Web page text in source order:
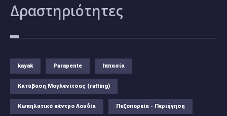
Δραστηριότητες
kayak Parapente Ιππασία
Κατάβαση Μογλενίτσας (rafting)
Κωπηλατικό κέντρο Λουδία Πεζοπορεία - Περιήγηση